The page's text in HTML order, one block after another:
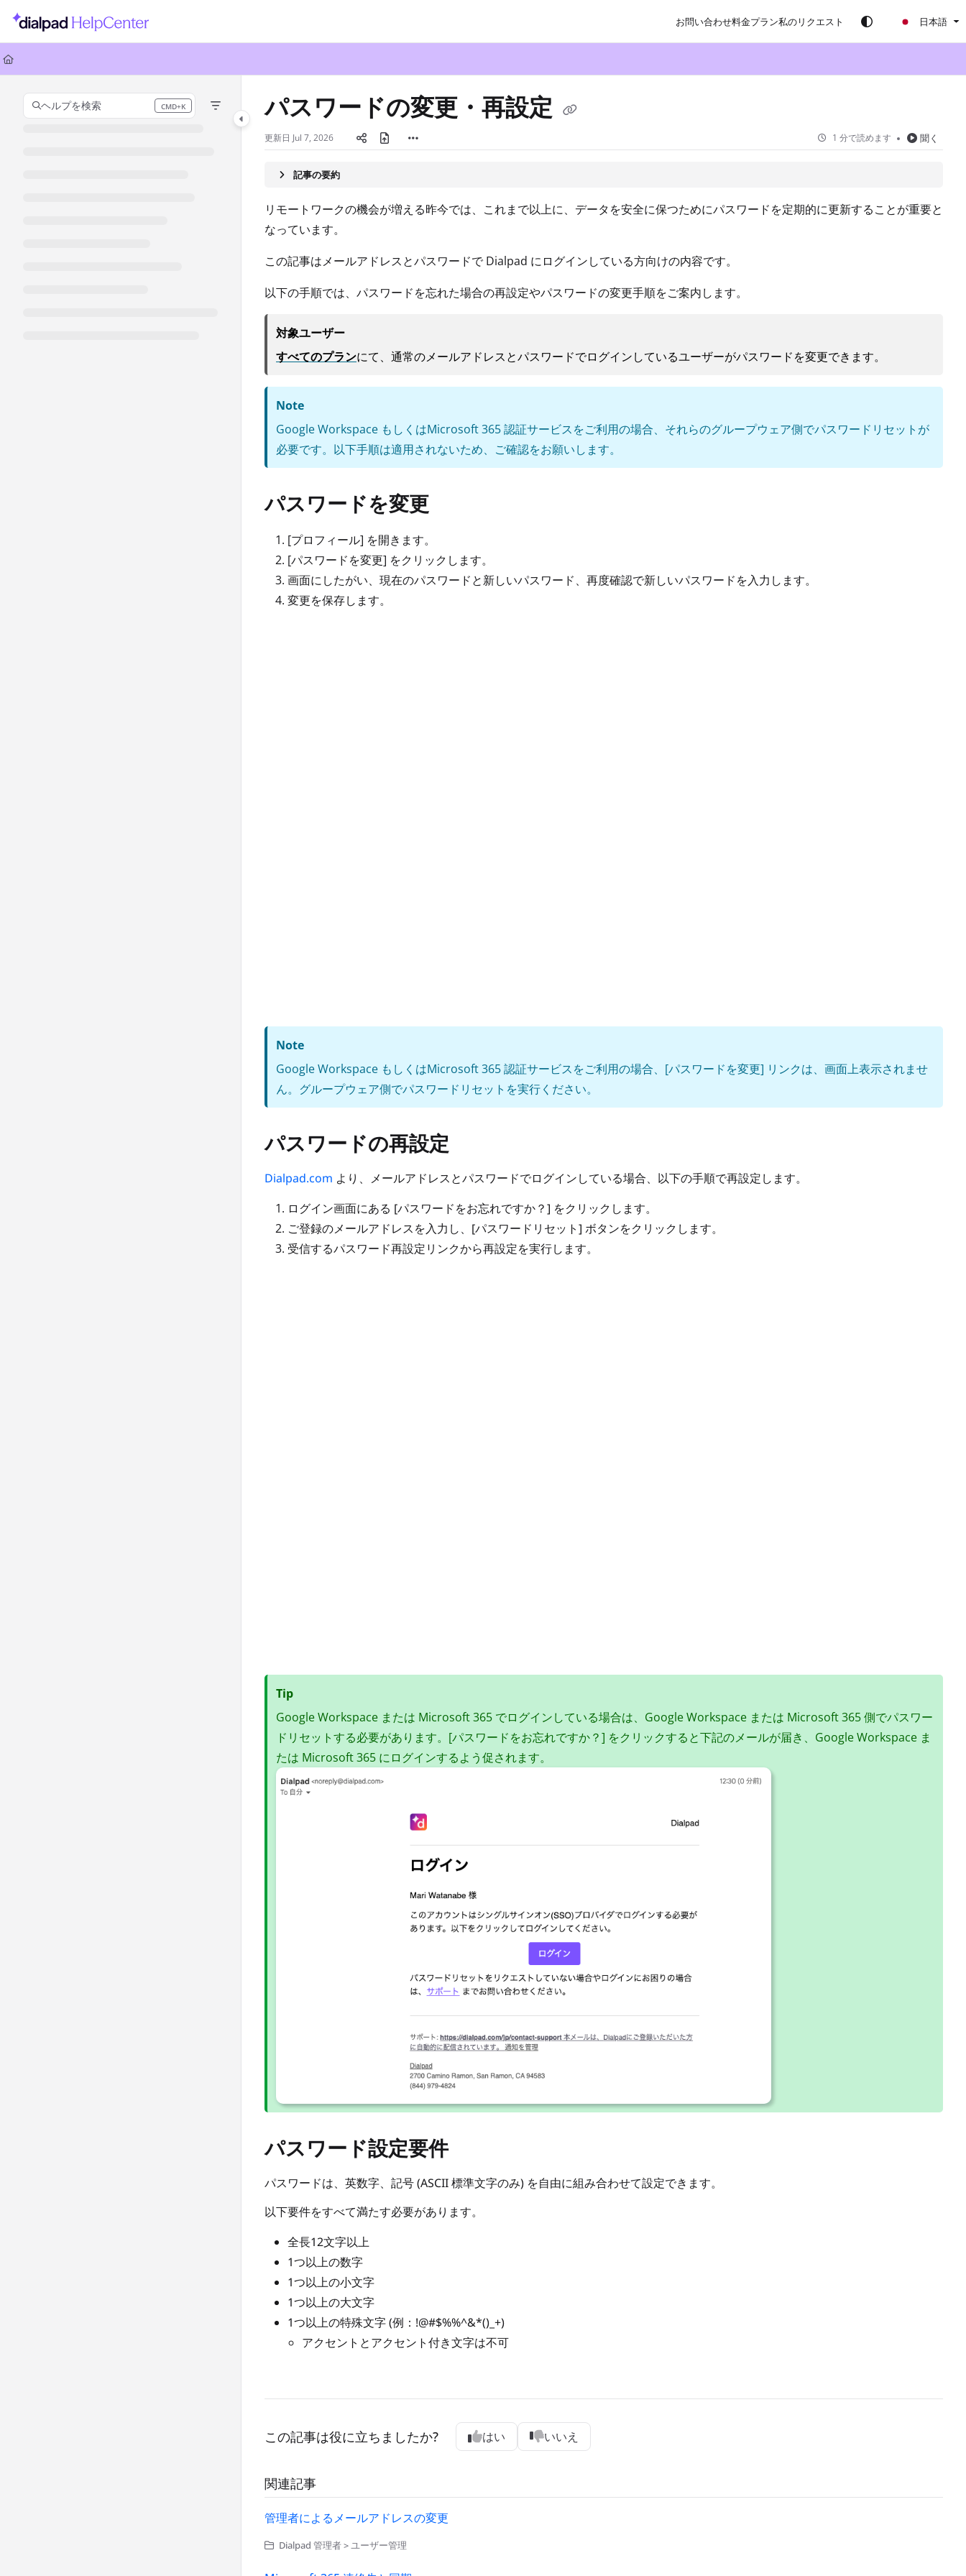
Documentation Index
Fetch the complete documentation index at:
Use this file to discover all available pages before exploring further.
お問い合わせ料金プラン私のリクエスト 日本語
ヘルプを検索 CMD+K
Press CMD+K to open search パスワードの変更・再設定
更新日 Jul 7, 2026 1 分で読めます 聞く
記事の要約
リモートワークの機会が増える昨今では、これまで以上に、データを安全に保つためにパスワードを定期的に更新することが重要と
なっています。
この記事はメールアドレスとパスワードで Dialpad にログインしている方向けの内容です。
以下の手順では、パスワードを忘れた場合の再設定やパスワードの変更手順をご案内します。
対象ユーザー
すべてのプランにて、通常のメールアドレスとパスワードでログインしているユーザーがパスワードを変更できます。
Note
Google Workspace もしくはMicrosoft 365 認証サービスをご利用の場合、それらのグループウェア側でパスワードリセットが
必要です。以下手順は適用されないため、ご確認をお願いします。
パスワードを変更
[プロフィール] を開きます。
[パスワードを変更] をクリックします。
画面にしたがい、現在のパスワードと新しいパスワード、再度確認で新しいパスワードを入力します。
変更を保存します。
Note
Google Workspace もしくはMicrosoft 365 認証サービスをご利用の場合、[パスワードを変更] リンクは、画面上表示されませ
ん。グループウェア側でパスワードリセットを実行ください。
パスワードの再設定
Dialpad.com より、メールアドレスとパスワードでログインしている場合、以下の手順で再設定します。
ログイン画面にある [パスワードをお忘れですか？] をクリックします。
ご登録のメールアドレスを入力し、[パスワードリセット] ボタンをクリックします。
受信するパスワード再設定リンクから再設定を実行します。
Tip
Google Workspace または Microsoft 365 でログインしている場合は、Google Workspace または Microsoft 365 側でパスワー
ドリセットする必要があります。[パスワードをお忘れですか？] をクリックすると下記のメールが届き、Google Workspace ま
たは Microsoft 365 にログインするよう促されます。
パスワード設定要件
パスワードは、英数字、記号 (ASCII 標準文字のみ) を自由に組み合わせて設定できます。
以下要件をすべて満たす必要があります。
全長12文字以上
1つ以上の数字
1つ以上の小文字
1つ以上の大文字
1つ以上の特殊文字 (例：!@#$%%^&*()_+)
アクセントとアクセント付き文字は不可
この記事は役に立ちましたか? はい いいえ
関連記事
管理者によるメールアドレスの変更
Dialpad 管理者 > ユーザー管理